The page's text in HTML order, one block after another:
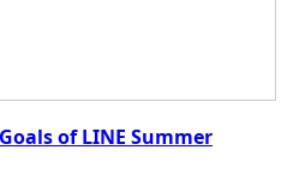
of LINE Summer